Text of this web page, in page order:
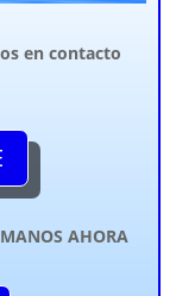
en contacto
AHORA